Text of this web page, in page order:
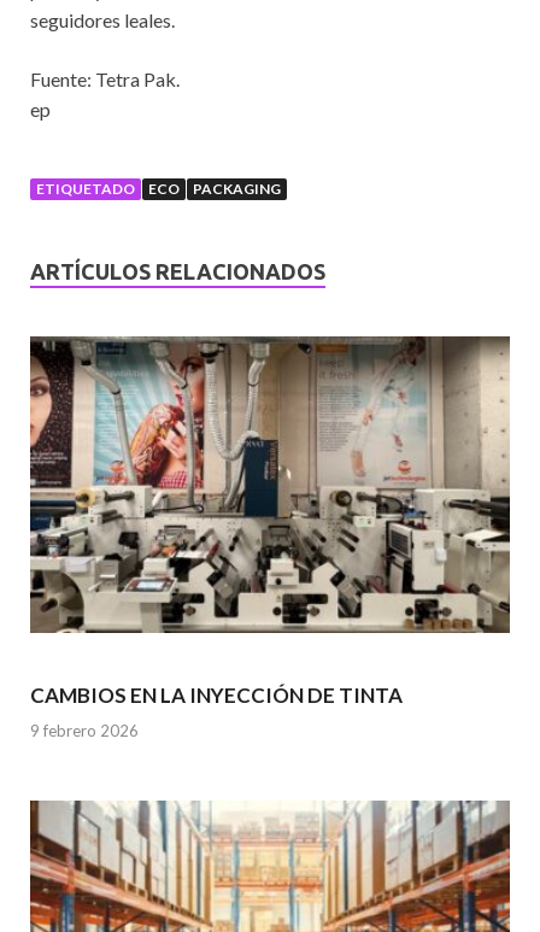
seguidores leales.
Fuente: Tetra Pak.
ep
ETIQUETADO ECO PACKAGING
ARTÍCULOS RELACIONADOS
CAMBIOS EN LA INYECCIÓN DE TINTA
9 febrero 2026